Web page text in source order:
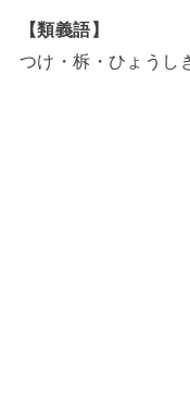
【類義語】
つけ・柝・ひょうし